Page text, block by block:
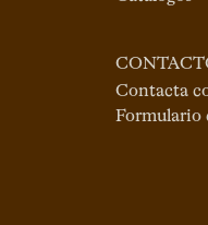
Contacta
Formulario